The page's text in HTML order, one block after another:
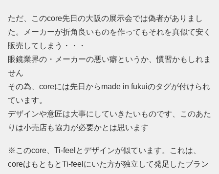
ただ、このcore先日の大阪の展示会では偽者がありまし
た。メーカーが折角良いものを作ってもそれを真似て安く
販売してしまう・・・
眼鏡業界の・メーカーの悪い癖というか、慣習かもしれま
せん
その為、coreには先日からmade in fukuiのタグが付けられ
ています。
デザインや意匠は大事にしていきたいものです、このあた
りは小売店も協力が必要かとは思います
※このcore、Ti-feelとデザインが似ています。これは、
coreはもともとTi-feelにいた方が独立して発足したブラン